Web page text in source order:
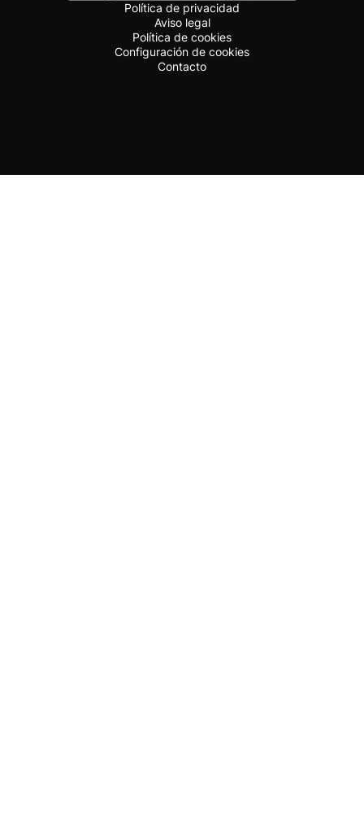
Política de privacidad
Aviso legal
Política de cookies
Configuración de cookies
Contacto